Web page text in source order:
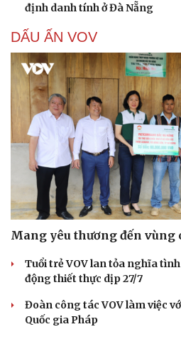
định danh tính ở Đà Nẵng
DẤU ẤN VOV
Mang yêu thương đến vùng
Tuổi trẻ VOV lan tỏa nghĩa
động thiết thực dịp 27/7
Đoàn công tác VOV làm việc
Quốc gia Pháp